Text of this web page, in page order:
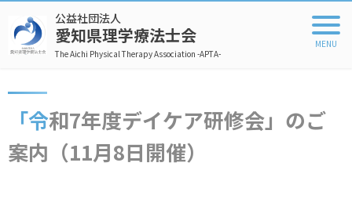
公益社団法人
愛知県理学療法士会
The Aichi Physical Therapy Association -APTA-
「令和7年度デイケア研修会」のご
案内（11月8日開催）